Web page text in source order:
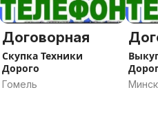
Договорная
Скупка Техники
Дорого
Гомель